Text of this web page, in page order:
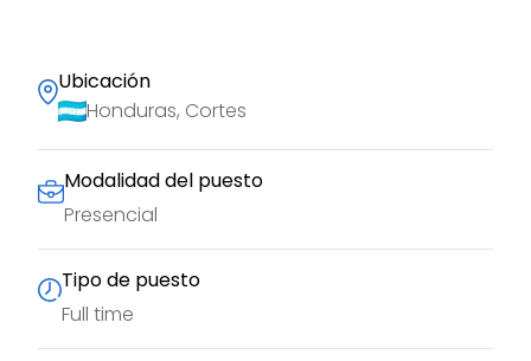
Ubicación
Honduras, Cortes
Modalidad del puesto
Presencial
Tipo de puesto
Full time